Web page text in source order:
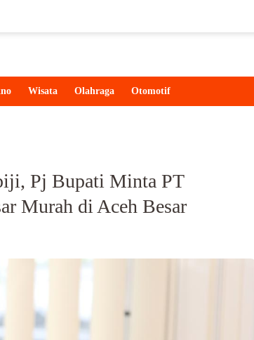
Wisata Olahraga Otomotif
Pj Bupati Minta PT
Murah di Aceh Besar